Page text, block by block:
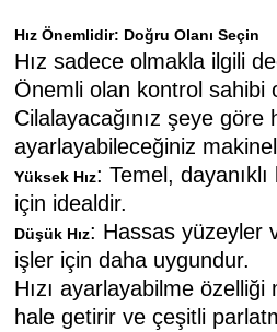
Hız Önemlidir: Doğru Olanı Seçin
Hız sadece olmakla ilgili
Önemli olan kontrol sahibi
Cilalayacağınız şeye göre
ayarlayabileceğiniz
Yüksek Hız: Temel, dayanıklı
için idealdir.
Düşük Hız: Hassas yüzeyler
işler için daha uygundur.
Hızı ayarlayabilme
hale getirir ve çeşitli